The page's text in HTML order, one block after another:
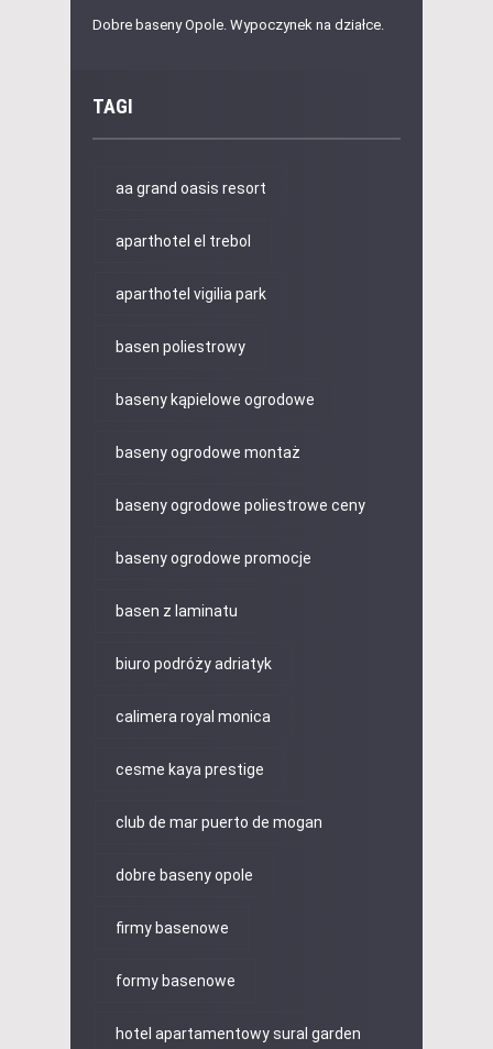
Dobre baseny Opole. Wypoczynek na działce.
TAGI
aa grand oasis resort
aparthotel el trebol
aparthotel vigilia park
basen poliestrowy
baseny kąpielowe ogrodowe
baseny ogrodowe montaż
baseny ogrodowe poliestrowe ceny
baseny ogrodowe promocje
basen z laminatu
biuro podróży adriatyk
calimera royal monica
cesme kaya prestige
club de mar puerto de mogan
dobre baseny opole
firmy basenowe
formy basenowe
hotel apartamentowy sural garden